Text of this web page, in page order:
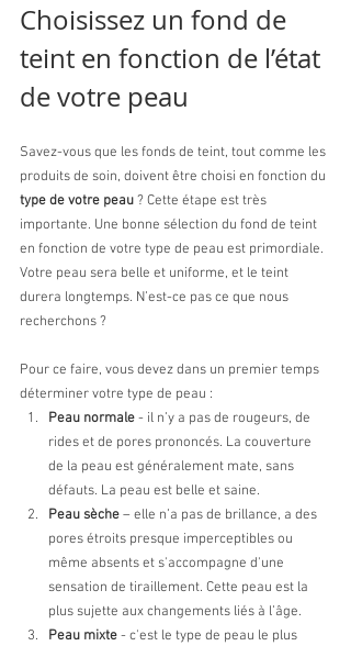
Choisissez un fond de
teint en fonction de l’état
de votre peau
Savez-vous que les fonds de teint, tout comme les
produits de soin, doivent être choisi en fonction du
type de votre peau ? Cette étape est très
importante. Une bonne sélection du fond de teint
en fonction de votre type de peau est primordiale.
Votre peau sera belle et uniforme, et le teint
durera longtemps. N’est-ce pas ce que nous
recherchons ?
Pour ce faire, vous devez dans un premier temps
déterminer votre type de peau :
Peau normale - il n’y a pas de rougeurs, de
rides et de pores prononcés. La couverture
de la peau est généralement mate, sans
défauts. La peau est belle et saine.
Peau sèche – elle n’a pas de brillance, a des
pores étroits presque imperceptibles ou
même absents et s'accompagne d'une
sensation de tiraillement. Cette peau est la
plus sujette aux changements liés à l’âge.
Peau mixte - c'est le type de peau le plus